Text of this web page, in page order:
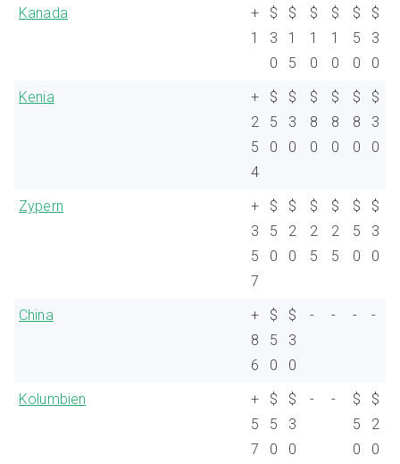
Kanada
+
1
$
3
0
$
1
5
$
1
0
$
1
0
$
5
0
$
3
0
Kenia
+
2
5
4
$
5
0
$
3
0
$
8
0
$
8
0
$
8
0
$
3
0
Zypern
+
3
5
7
$
5
0
$
2
0
$
2
5
$
2
5
$
5
0
$
3
0
China
+
8
6
$
5
0
$
3
0
- - - -
Kolumbien
+
5
7
$
5
0
$
3
0
- -
$
5
0
$
2
0